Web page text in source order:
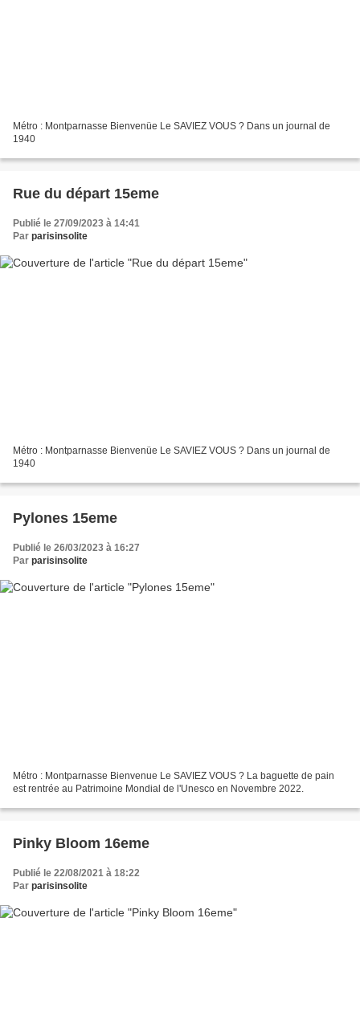
Métro : Montparnasse Bienvenüe Le SAVIEZ VOUS ? Dans un journal de
1940
Rue du départ 15eme
Publié le 27/09/2023 à 14:41
Par parisinsolite
Métro : Montparnasse Bienvenüe Le SAVIEZ VOUS ? Dans un journal de
1940
Pylones 15eme
Publié le 26/03/2023 à 16:27
Par parisinsolite
Métro : Montparnasse Bienvenue Le SAVIEZ VOUS ? La baguette de pain
est rentrée au Patrimoine Mondial de l'Unesco en Novembre 2022.
Pinky Bloom 16eme
Publié le 22/08/2021 à 18:22
Par parisinsolite